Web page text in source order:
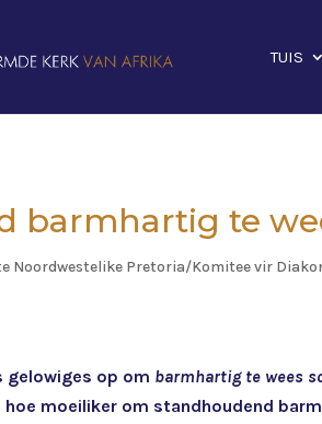
TUIS
barmhartig te
Noordwestelike Pretoria/Komitee vir
gelowiges op om barmhartig te wees
hoe moeiliker om standhoudend